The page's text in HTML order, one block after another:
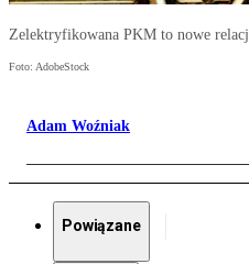
Zelektryfikowana PKM to nowe
Foto: AdobeStock
Adam Woźniak
Powiązane